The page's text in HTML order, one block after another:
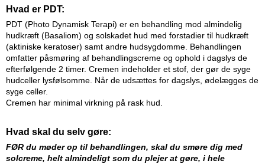
Hvad er PDT:
PDT (Photo Dynamisk Terapi) er en behandling mod almindelig
hudkræft (Basaliom) og solskadet hud med forstadier til hudkræft
(aktiniske keratoser) samt andre hudsygdomme. Behandlingen
omfatter påsmøring af behandlingscreme og ophold i dagslys de
efterfølgende 2 timer. Cremen indeholder et stof, der gør de syge
hudceller lysfølsomme. Når de udsættes for dagslys, ødelægges de
syge celler.
Cremen har minimal virkning på rask hud.
Hvad skal du selv gøre:
FØR du møder op til behandlingen, skal du smøre dig med
solcreme, helt almindeligt som du plejer at gøre, i hele